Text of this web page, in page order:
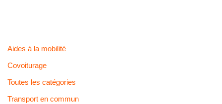
Aides à la mobilité
Covoiturage
Toutes les catégories
Transport en commun